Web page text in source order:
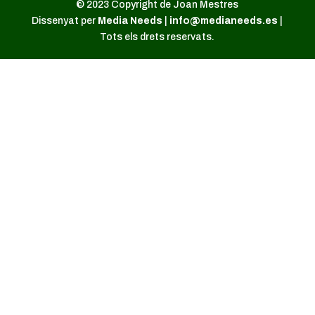
© 2023 Copyright de Joan Mestres
Dissenyat per Media Needs info@medianeeds.es
Tots els drets reservats.